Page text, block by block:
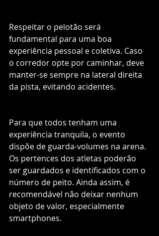
Respeitar o pelotão será
fundamental para uma boa
experiência pessoal e coletiva. Caso
o corredor opte por caminhar, deve
manter-se sempre na lateral direita
da pista, evitando acidentes.
Para que todos tenham uma
experiência tranquila, o evento
dispõe de guarda-volumes na arena.
Os pertences dos atletas poderão
ser guardados e identificados com o
número de peito. Ainda assim, é
recomendável não deixar nenhum
objeto de valor, especialmente
smartphones.